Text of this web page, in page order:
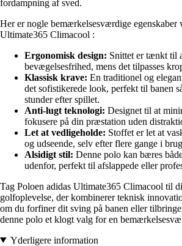
fordampning af sved.
Her er nogle bemærkelsesværdige egenskaber
Ultimate365 Climacool :
Ergonomisk design: Snittet er tænkt til
bevægelsesfrihed, mens det tilpasses
Klassisk krave: En traditionel og
det sofistikerede look, perfekt til banen
stunder efter spillet.
Anti-lugt teknologi: Designet til at
fokusere på din præstation uden
Let at vedligeholde: Stoffet er let at
og udseende, selv efter flere gange i
Alsidigt stil: Denne polo kan bæres
udenfor, perfekt til afslappede eller
Tag Poloen adidas Ultimate365 Climacool til
golfoplevelse, der kombinerer teknisk
om du forfiner dit sving på banen eller
denne polo et klogt valg for en
Yderligere information